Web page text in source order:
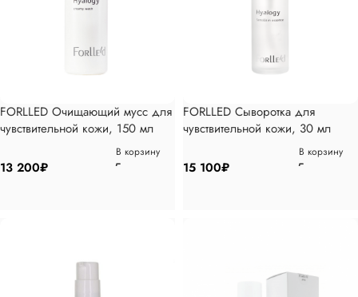
FORLLED Очищающий мусс для
чувствительной кожи, 150 мл
13 200₽
В корзину
FORLLED Сыворотка для
чувствительной кожи, 30 мл
15 100₽
В корзину